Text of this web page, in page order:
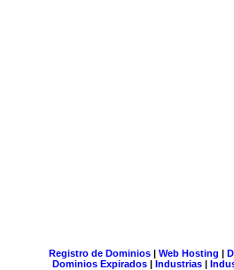
Registro de Dominios| Web Hosting |
Dominios Expirados | Industrias |